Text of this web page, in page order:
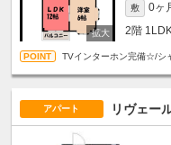
敷 0ヶ
2階
TVインターホン完備☆/シ
アパート リヴェー